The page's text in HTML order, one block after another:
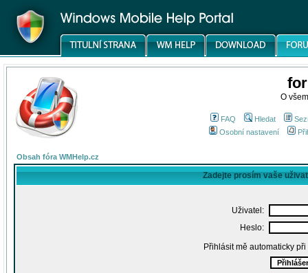
O
FAQ Hledat
Osobní nastavení
Obsah fóra WMHelp.cz
Zadejte prosím vaše
Uživatel:
Heslo:
Přihlásit mě automaticky